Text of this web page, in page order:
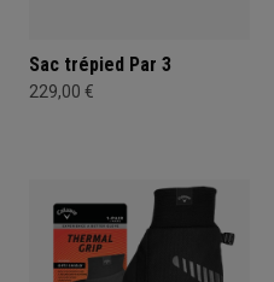
Sac trépied Par 3
229,00 €